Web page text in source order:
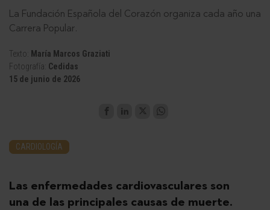
La Fundación Española del Corazón organiza cada año una
Carrera Popular.
Texto:
María Marcos Graziati
Fotografía: Cedidas
15 de junio de 2026
CARDIOLOGÍA
Las enfermedades cardiovasculares son
una de las principales causas de muerte.